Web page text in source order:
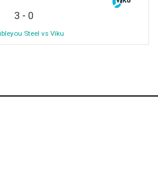
3 - 0
Steel vs Viku